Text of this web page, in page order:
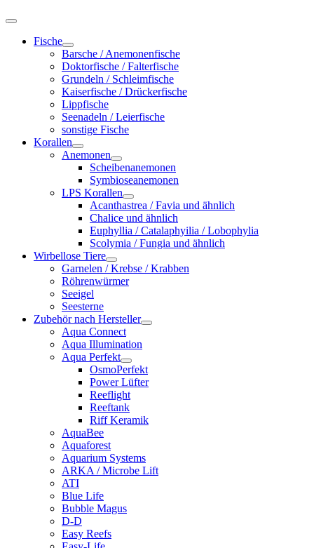
Fische
Barsche / Anemonenfische
Doktorfische / Falterfische
Grundeln / Schleimfische
Kaiserfische / Drückerfische
Lippfische
Seenadeln / Leierfische
sonstige Fische
Korallen
Anemonen
Scheibenanemonen
Symbioseanemonen
LPS Korallen
Acanthastrea / Favia und ähnlich
Chalice und ähnlich
Euphyllia / Catalaphyilia / Lobophylia
Scolymia / Fungia und ähnlich
Wirbellose Tiere
Garnelen / Krebse / Krabben
Röhrenwürmer
Seeigel
Seesterne
Zubehör nach Hersteller
Aqua Connect
Aqua Illumination
Aqua Perfekt
OsmoPerfekt
Power Lüfter
Reeflight
Reeftank
Riff Keramik
AquaBee
Aquaforest
Aquarium Systems
ARKA / Microbe Lift
ATI
Blue Life
Bubble Magus
D-D
Easy Reefs